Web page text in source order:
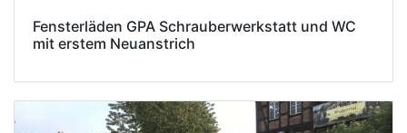
Fensterläden GPA Schrauberwerkstatt und WC
mit erstem Neuanstrich